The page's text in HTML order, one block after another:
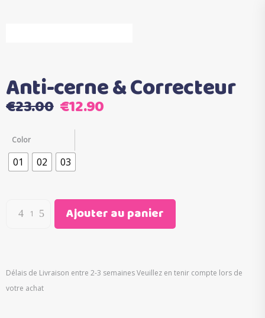
Anti-cerne & Correcteur
€23.00 Le
initial
était :
€23.00.
€12.90
Color
01 02 03
Ajouter au panier
Délais de Livraison entre 2-3 semaines Veuillez en tenir compte lors de
votre achat